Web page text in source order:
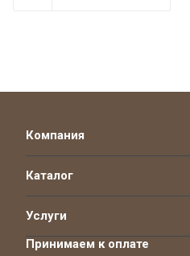
Компания
Каталог
Услуги
Принимаем к оплате